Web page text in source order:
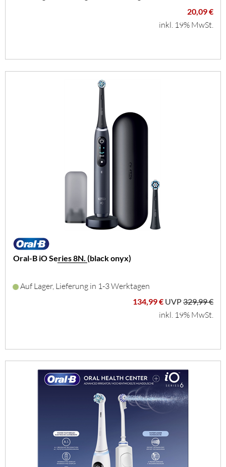
20,09 €
inkl. 19% MwSt.
Oral-B iO Series 8N. (black onyx)
Auf Lager, Lieferung in 1-3 Werktagen
134,99 € UVP329,99 €
inkl. 19% MwSt.